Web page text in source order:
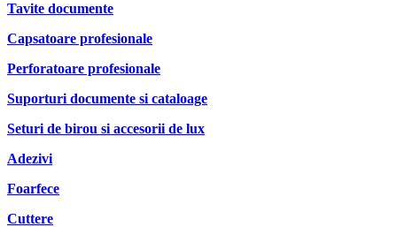
Tavite documente
Capsatoare profesionale
Perforatoare profesionale
Suporturi documente si cataloage
Seturi de birou si accesorii de lux
Adezivi
Foarfece
Cuttere